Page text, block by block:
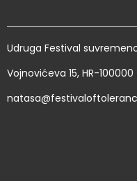
Udruga Festival
Vojnovićeva 15, HR-